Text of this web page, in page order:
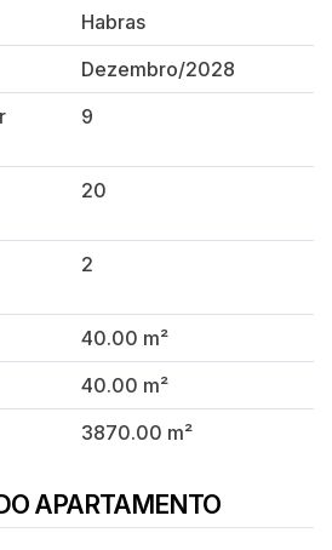
Habras
Dezembro/2028
9
20
2
40.00 m²
40.00 m²
3870.00 m²
APARTAMENTO